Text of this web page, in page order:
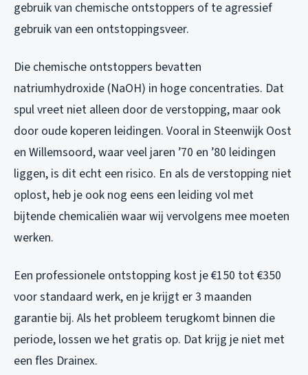
gebruik van chemische ontstoppers of te agressief
gebruik van een ontstoppingsveer.
Die chemische ontstoppers bevatten
natriumhydroxide (NaOH) in hoge concentraties. Dat
spul vreet niet alleen door de verstopping, maar ook
door oude koperen leidingen. Vooral in Steenwijk Oost
en Willemsoord, waar veel jaren ’70 en ’80 leidingen
liggen, is dit echt een risico. En als de verstopping niet
oplost, heb je ook nog eens een leiding vol met
bijtende chemicaliën waar wij vervolgens mee moeten
werken.
Een professionele ontstopping kost je €150 tot €350
voor standaard werk, en je krijgt er 3 maanden
garantie bij. Als het probleem terugkomt binnen die
periode, lossen we het gratis op. Dat krijg je niet met
een fles Drainex.